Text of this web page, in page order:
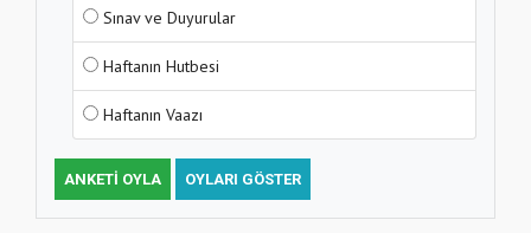
Sınav ve Duyurular
Haftanın Hutbesi
Haftanın Vaazı
ANKETI OYLA OYLARI GÖSTER